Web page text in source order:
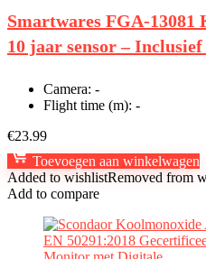
Smartwares FGA-13081
10 jaar sensor –
Camera: -
Flight time (m): -
€23.99
Toevoegen aan winkelwagen
Added to wishlistRemoved from
Add to compare